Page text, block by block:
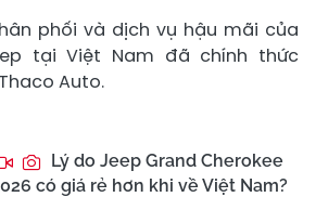
phối và dịch vụ hậu mãi của
tại Việt Nam đã chính thức
Auto.
Lý do Jeep Grand Cherokee
có giá rẻ hơn khi về Việt Nam?